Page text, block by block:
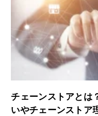
チェーンストアとは
いやチェーンストア